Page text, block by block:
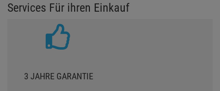
Services Für ihren Einkauf
3 JAHRE GARANTIE